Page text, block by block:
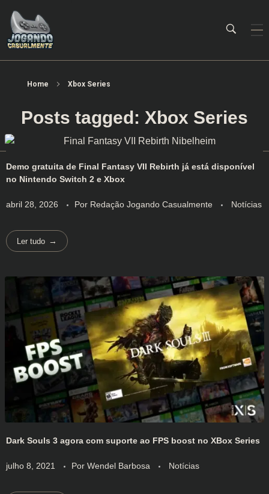
Home Xbox Series
Posts tagged: Xbox Series
Demo gratuita de Final Fantasy VII Rebirth já está disponível
no Nintendo Switch 2 e Xbox
abril 28, 2026 Por Redação Jogando Casualmente Notícias
Ler tudo
Dark Souls 3 agora com suporte ao FPS boost no XBox Series
julho 8, 2021 Por Wendel Barbosa Notícias